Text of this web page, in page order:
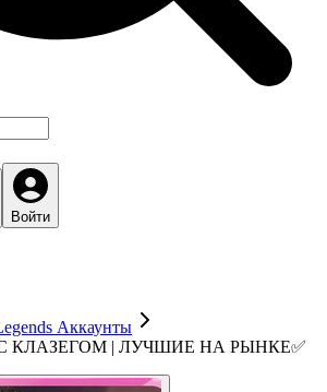
Войти
Аккаунты
КЛАЗЕГОМ | ЛУЧШИЕ НА РЫНКЕ✅